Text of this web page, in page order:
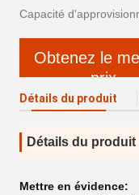
Capacité
Obtenez le
prix
Détails du produit
Détails du produit
Mettre en évidence: